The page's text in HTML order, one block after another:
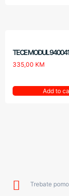
TECE MODUL
335,00 KM
Add to
Trebate